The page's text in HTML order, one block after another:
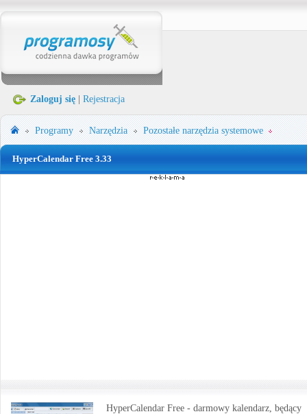
Zaloguj się Rejestracja
Programy Narzędzia Pozostałe narzędzia systemowe
HyperCalendar Free 3.33
HyperCalendar Free - darmowy kalendarz, będący